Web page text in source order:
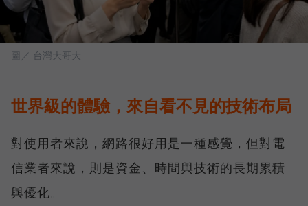
圖／ 台灣大哥大
世界級的體驗，來自看不見的技術布局
對使用者來說，網路很好用是一種感覺，但對電
信業者來說，則是資金、時間與技術的長期累積
與優化。